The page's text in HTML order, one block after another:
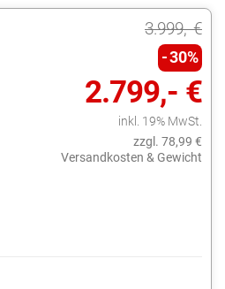
3.999,- €
30%
2.799,- €
inkl. 19% MwSt.
zzgl. 78,99 €
Versandkosten & Gewicht